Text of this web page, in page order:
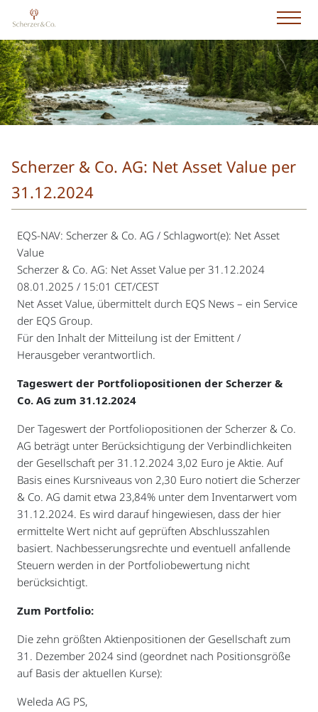
Scherzer & Co. AG: Net Asset Value per
31.12.2024
EQS-NAV: Scherzer & Co. AG / Schlagwort(e): Net Asset
Value
Scherzer & Co. AG: Net Asset Value per 31.12.2024
08.01.2025 / 15:01 CET/CEST
Net Asset Value, übermittelt durch EQS News – ein Service
der EQS Group.
Für den Inhalt der Mitteilung ist der Emittent /
Herausgeber verantwortlich.
Tageswert der Portfoliopositionen der Scherzer &
Co. AG zum 31.12.2024
Der Tageswert der Portfoliopositionen der Scherzer & Co.
AG beträgt unter Berücksichtigung der Verbindlichkeiten
der Gesellschaft per 31.12.2024 3,02 Euro je Aktie. Auf
Basis eines Kursniveaus von 2,30 Euro notiert die Scherzer
& Co. AG damit etwa 23,84% unter dem Inventarwert vom
31.12.2024. Es wird darauf hingewiesen, dass der hier
ermittelte Wert nicht auf geprüften Abschlusszahlen
basiert. Nachbesserungsrechte und eventuell anfallende
Steuern werden in der Portfoliobewertung nicht
berücksichtigt.
Zum Portfolio:
Die zehn größten Aktienpositionen der Gesellschaft zum
31. Dezember 2024 sind (geordnet nach Positionsgröße
auf Basis der aktuellen Kurse):
Weleda AG PS,